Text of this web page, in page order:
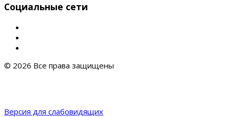
Социальные сети
© 2026 Все права защищены
Версия для слабовидящих